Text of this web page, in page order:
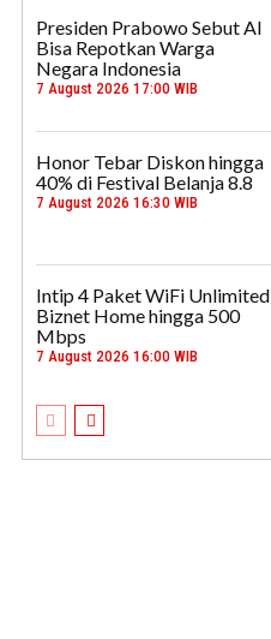
Presiden Prabowo Sebut AI
Bisa Repotkan Warga
Negara Indonesia
7 August 2026 17:00 WIB
Honor Tebar Diskon hingga
40% di Festival Belanja 8.8
7 August 2026 16:30 WIB
Intip 4 Paket WiFi Unlimited
Biznet Home hingga 500
Mbps
7 August 2026 16:00 WIB